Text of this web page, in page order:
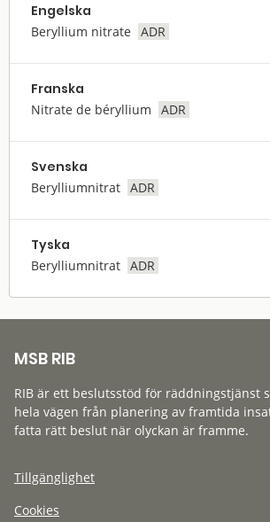
Engelska
Beryllium nitrate ADR
Franska
Nitrate de béryllium ADR
Svenska
Berylliumnitrat ADR
Tyska
Berylliumnitrat ADR
MSB RIB
RIB är ett beslutsstöd för räddningstjänst
hela vägen från planering av framtida
fatta rätt beslut när olyckan är framme.
Tillgänglighet
Cookies